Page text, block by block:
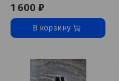
1 600 ₽
В корзину